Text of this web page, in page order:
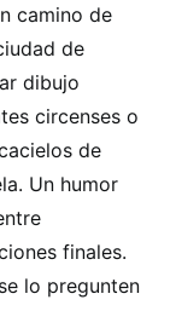
camino de
de
dibujo
circenses o
de
Un humor
finales.
lo pregunten